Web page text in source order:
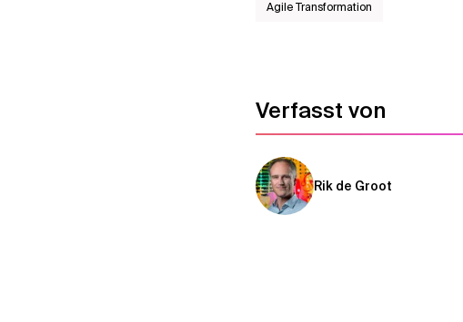
Agile Transformation
Verfasst von
Rik de Groot